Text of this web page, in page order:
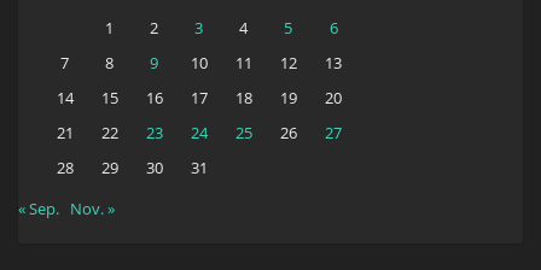
1
2 3 4 5
6
7
8 9 10 11 12
13
14
15 16 17 18 19
20
21
22 23 24 25 26
27
28
29 30
31
« Sep. Nov. »